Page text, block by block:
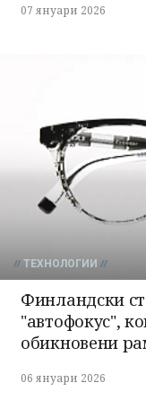
07 януари 2026
ТЕХНОЛОГИИ
Финландски
"автофокус",
обикновени
06 януари 2026